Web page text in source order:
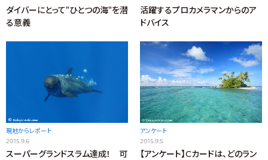
ダイバーにとって”ひとつの海”を潜
る意義
活躍するプロカメラマンからのア
ドバイス
現地からレポート
2015.9.6
スーパーグランドスラム達成！ 可
アンケート
2015.9.5
【アンケート】Cカードは、どのラン